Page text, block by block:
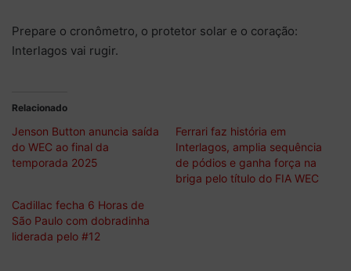
Prepare o cronômetro, o protetor solar e o coração:
Interlagos vai rugir.
Relacionado
Jenson Button anuncia saída
do WEC ao final da
temporada 2025
Ferrari faz história em
Interlagos, amplia sequência
de pódios e ganha força na
briga pelo título do FIA WEC
Cadillac fecha 6 Horas de
São Paulo com dobradinha
liderada pelo #12